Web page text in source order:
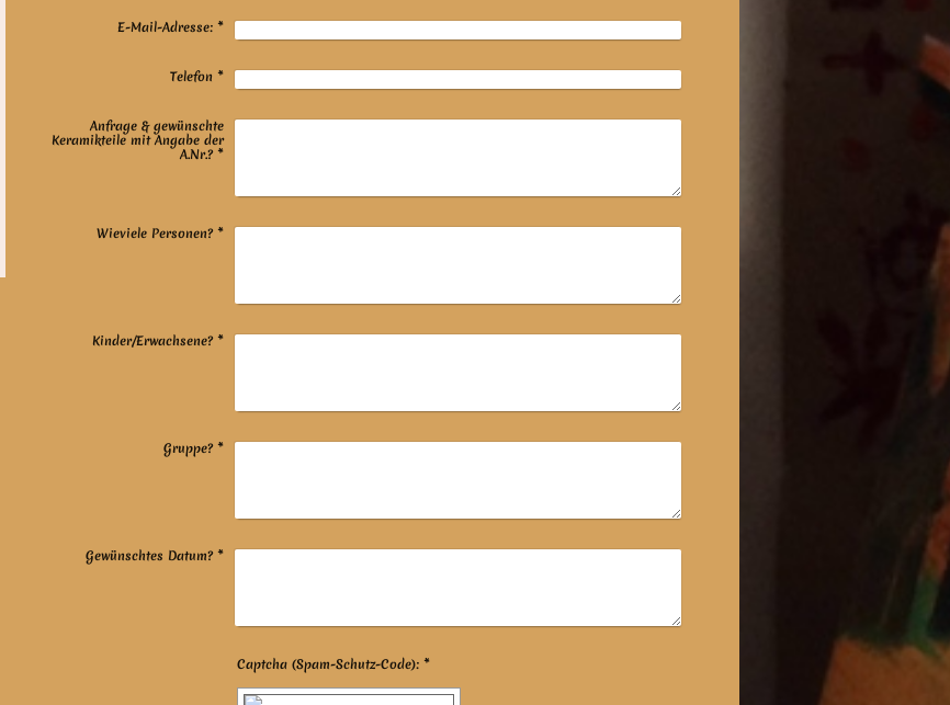
E-Mail-Adresse:*
Telefon *
Anfrage & gewünschte
Keramikteile mit Angabe der
A.Nr.?*
Wieviele Personen?*
Kinder/Erwachsene?*
Gruppe?*
Gewünschtes Datum?*
Captcha (Spam-Schutz-Code): *